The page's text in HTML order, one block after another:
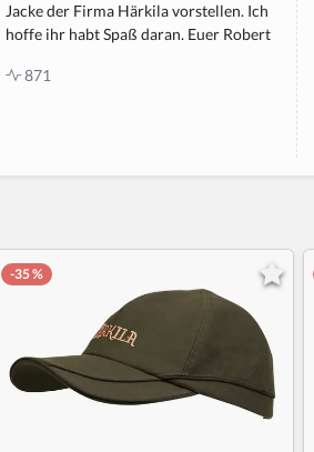
Jacke der Firma Härkila vorstellen. Ich
hoffe ihr habt Spaß daran. Euer Robert
871